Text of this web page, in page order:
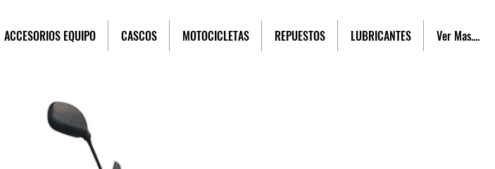
ACCESORIOS EQUIPO CASCOS MOTOCICLETAS REPUESTOS LUBRICANTES Ver Mas....